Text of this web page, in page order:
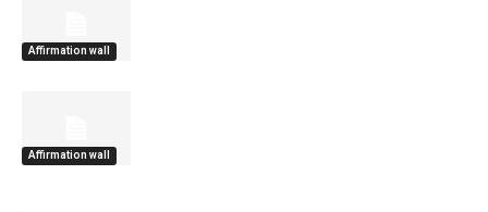
Affirmation wall
Affirmation wall